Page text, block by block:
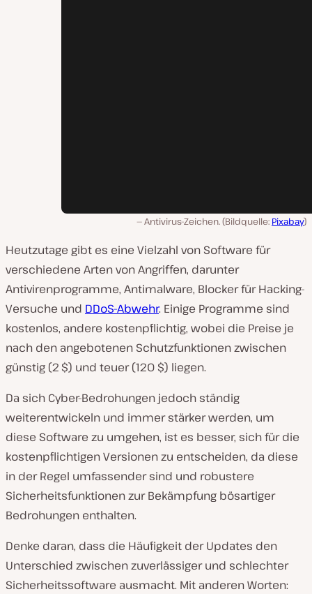
Antivirus-Zeichen. (Bildquelle: Pixabay)
Heutzutage gibt es eine Vielzahl von Software für
verschiedene Arten von Angriffen, darunter
Antivirenprogramme, Antimalware, Blocker für Hacking-
Versuche und DDoS-Abwehr. Einige Programme sind
kostenlos, andere kostenpflichtig, wobei die Preise je
nach den angebotenen Schutzfunktionen zwischen
günstig (2 $) und teuer (120 $) liegen.
Da sich Cyber-Bedrohungen jedoch ständig
weiterentwickeln und immer stärker werden, um
diese Software zu umgehen, ist es besser, sich für die
kostenpflichtigen Versionen zu entscheiden, da diese
in der Regel umfassender sind und robustere
Sicherheitsfunktionen zur Bekämpfung bösartiger
Bedrohungen enthalten.
Denke daran, dass die Häufigkeit der Updates den
Unterschied zwischen zuverlässiger und schlechter
Sicherheitssoftware ausmacht. Mit anderen Worten: